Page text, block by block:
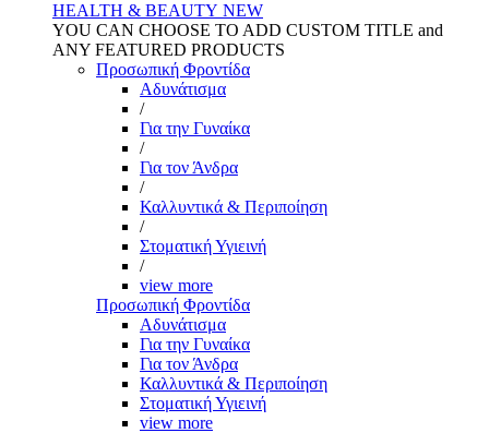
HEALTH & BEAUTY NEW
YOU CAN CHOOSE TO ADD CUSTOM TITLE and
ANY FEATURED PRODUCTS
Προσωπική Φροντίδα
Αδυνάτισμα
/
Για την Γυναίκα
/
Για τον Άνδρα
/
Καλλυντικά & Περιποίηση
/
Στοματική Υγιεινή
/
view more
Προσωπική Φροντίδα
Αδυνάτισμα
Για την Γυναίκα
Για τον Άνδρα
Καλλυντικά & Περιποίηση
Στοματική Υγιεινή
view more